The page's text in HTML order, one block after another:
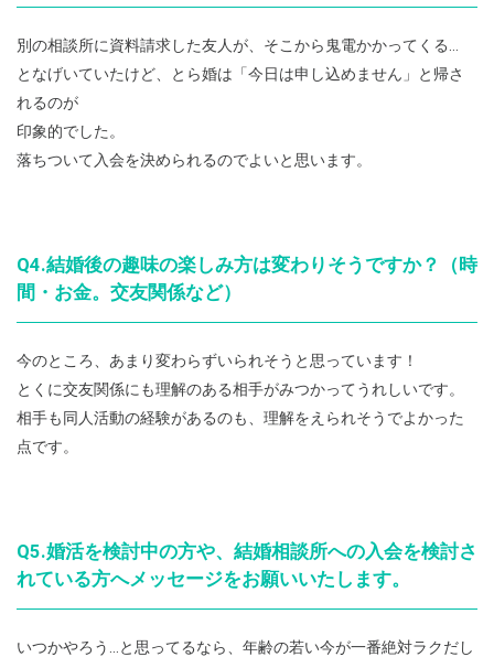
別の相談所に資料請求した友人が、そこから鬼電かかってくる…
となげいていたけど、とら婚は「今日は申し込めません」と帰さ
れるのが
印象的でした。
落ちついて入会を決められるのでよいと思います。
Q4.結婚後の趣味の楽しみ方は変わりそうですか？（時
間・お金。交友関係など）
今のところ、あまり変わらずいられそうと思っています！
とくに交友関係にも理解のある相手がみつかってうれしいです。
相手も同人活動の経験があるのも、理解をえられそうでよかった
点です。
Q5.婚活を検討中の方や、結婚相談所への入会を検討さ
れている方へメッセージをお願いいたします。
いつかやろう…と思ってるなら、年齢の若い今が一番絶対ラクだし